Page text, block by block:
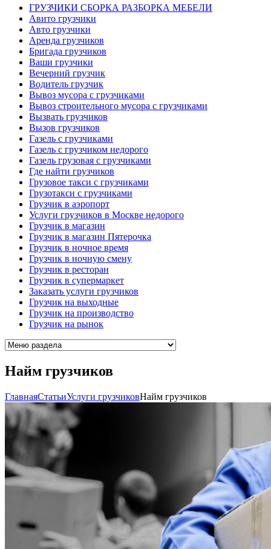
ГРУЗЧИКИ СБОРКА РАЗБОРКА МЕБЕЛИ
Авито грузчики
Авто грузчики
Аренда грузчиков
Бригада грузчиков
Ваши грузчики
Вечерний грузчик
Водитель грузчик
Вывоз мусора с грузчиками
Вывоз строительного мусора с грузчиками
Вызвать грузчиков
Вызов грузчиков
Газель с грузчиками
Газель с грузчиком недорого
Газель грузовая с грузчиками
Где найти грузчиков
Грузовое такси с грузчиками
Грузотакси с грузчиками
Грузчик в аэропорт
Услуги грузчиков в Москве недорого
Грузчик в магазин
Грузчик в магазин Пятерочка
Грузчик в ночное время
Грузчик в ночную смену
Грузчик в ресторан
Грузчик в супермаркет
Заказать услуги грузчиков
Грузчик на выходные
Грузчик на производство
Грузчик на рынок
Найм грузчиков
ГлавнаяCтатьиУслуги грузчиковНайм грузчиков